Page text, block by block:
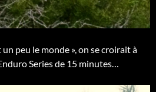
peu le monde », on se croirait à
Series de 15 minutes…